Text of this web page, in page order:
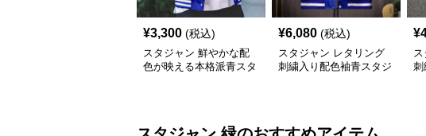
¥3,300 (税込)
スタジャン 鮮やかな配
色が映える本格派青スタ
¥6,080 (税込)
スタジャン レタリング
刺繍入り配色袖青スタジ
¥
刺